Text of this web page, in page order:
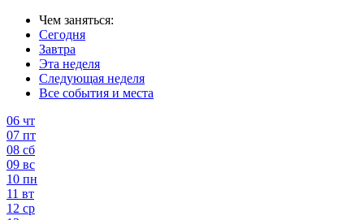
Чем заняться:
Сегодня
Завтра
Эта неделя
Следующая неделя
Все события и места
06 чт
07 пт
08 сб
09 вс
10 пн
11 вт
12 ср